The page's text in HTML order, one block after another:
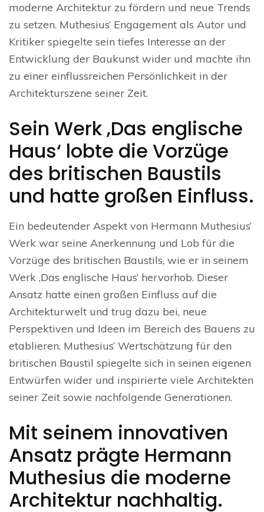
moderne Architektur zu fördern und neue Trends
zu setzen. Muthesius‘ Engagement als Autor und
Kritiker spiegelte sein tiefes Interesse an der
Entwicklung der Baukunst wider und machte ihn
zu einer einflussreichen Persönlichkeit in der
Architekturszene seiner Zeit.
Sein Werk ‚Das englische
Haus‘ lobte die Vorzüge
des britischen Baustils
und hatte großen Einfluss.
Ein bedeutender Aspekt von Hermann Muthesius‘
Werk war seine Anerkennung und Lob für die
Vorzüge des britischen Baustils, wie er in seinem
Werk ‚Das englische Haus‘ hervorhob. Dieser
Ansatz hatte einen großen Einfluss auf die
Architekturwelt und trug dazu bei, neue
Perspektiven und Ideen im Bereich des Bauens zu
etablieren. Muthesius‘ Wertschätzung für den
britischen Baustil spiegelte sich in seinen eigenen
Entwürfen wider und inspirierte viele Architekten
seiner Zeit sowie nachfolgende Generationen.
Mit seinem innovativen
Ansatz prägte Hermann
Muthesius die moderne
Architektur nachhaltig.